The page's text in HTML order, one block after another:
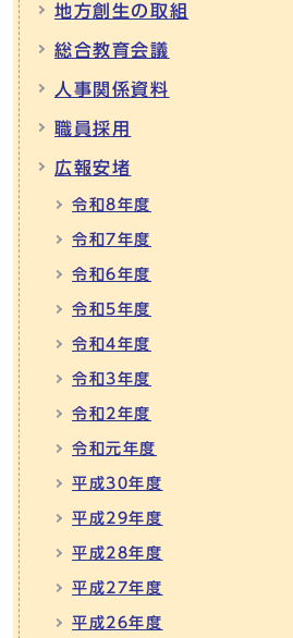
地方創生の取組
総合教育会議
人事関係資料
職員採用
広報安堵
令和8年度
令和7年度
令和6年度
令和5年度
令和4年度
令和3年度
令和2年度
令和元年度
平成30年度
平成29年度
平成28年度
平成27年度
平成26年度